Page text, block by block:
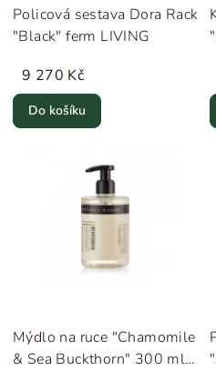
Policová sestava Dora Rack
"Black" ferm LIVING
9 270 Kč
Do košíku
Mýdlo na ruce "Chamomile
& Sea Buckthorn" 300 ml